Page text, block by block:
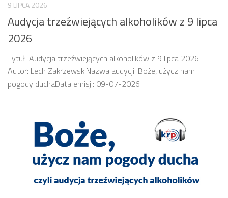
9 LIPCA 2026
Audycja trzeźwiejących alkoholików z 9 lipca
2026
Tytuł: Audycja trzeźwiejących alkoholików z 9 lipca 2026
Autor: Lech ZakrzewskiNazwa audycji: Boże, użycz nam
pogody duchaData emisji: 09-07-2026